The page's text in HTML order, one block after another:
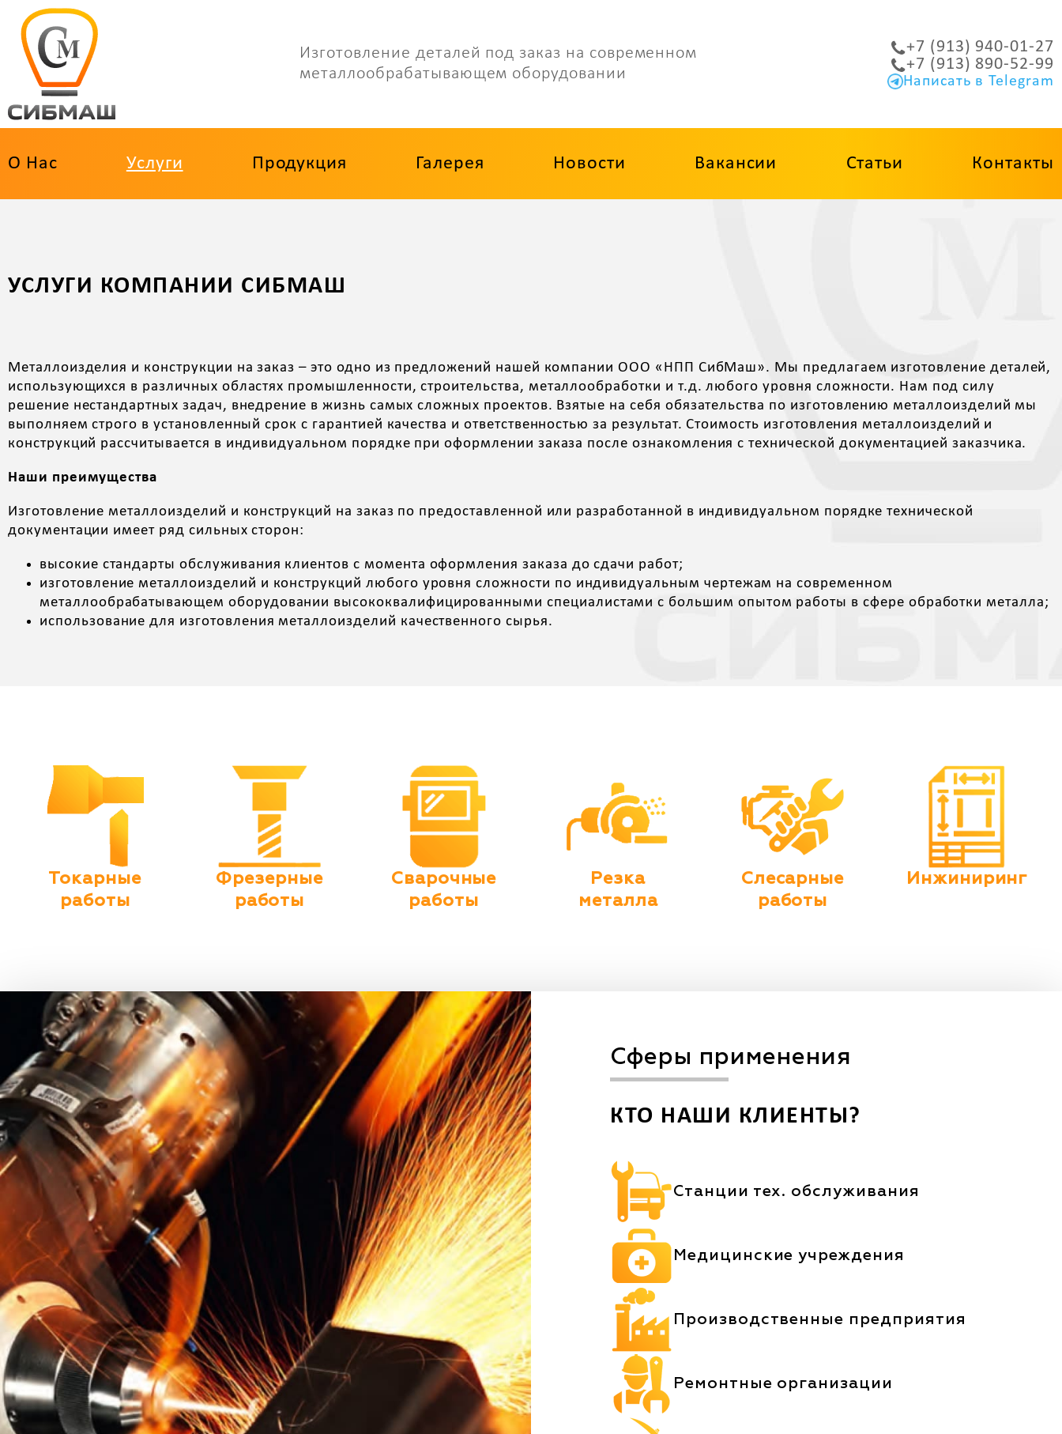
Изготовление деталей под заказ на современном
металлообрабатывающем оборудовании
+7 (913) 940-01-27
+7 (913) 890-52-99
Написать в Telegram
О Нас Услуги Продукция Галерея Новости Вакансии Статьи Контакты
УСЛУГИ КОМПАНИИ СИБМАШ
Металлоизделия и конструкции на заказ – это одно из предложений нашей компании ООО «НПП СибМаш». Мы предлагаем изготовление деталей,
использующихся в различных областях промышленности, строительства, металлообработки и т.д. любого уровня сложности. Нам под силу
решение нестандартных задач, внедрение в жизнь самых сложных проектов. Взятые на себя обязательства по изготовлению металлоизделий мы
выполняем строго в установленный срок с гарантией качества и ответственностью за результат. Стоимость изготовления металлоизделий и
конструкций рассчитывается в индивидуальном порядке при оформлении заказа после ознакомления с технической документацией заказчика.
Наши преимущества
Изготовление металлоизделий и конструкций на заказ по предоставленной или разработанной в индивидуальном порядке технической
документации имеет ряд сильных сторон:
высокие стандарты обслуживания клиентов с момента оформления заказа до сдачи работ;
изготовление металлоизделий и конструкций любого уровня сложности по индивидуальным чертежам на современном
металлообрабатывающем оборудовании высококвалифицированными специалистами с большим опытом работы в сфере обработки металла;
использование для изготовления металлоизделий качественного сырья.
Токарные
работы
Фрезерные
работы
Сварочные
работы
Резка
металла
Слесарные
работы
Инжиниринг
Сферы применения
КТО НАШИ КЛИЕНТЫ?
Станции тех. обслуживания
Медицинские учреждения
Производственные предприятия
Ремонтные организации